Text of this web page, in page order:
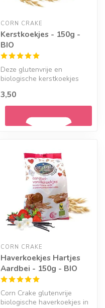
CORN CRAKE
Kerstkoekjes - 150g -
BIO
Deze glutenvrije en
biologische kerstkoekjes
heerlijke ...
3,50
Geef een seintje
CORN CRAKE
Haverkoekjes Hartjes
Aardbei - 150g - BIO
Corn Crake glutenvrije
biologische haverkoekjes in